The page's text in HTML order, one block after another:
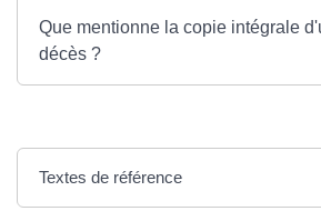
Que mentionne la copie intégrale
décès ?
Textes de référence